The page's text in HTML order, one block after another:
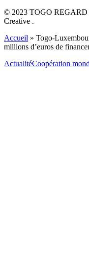
© 2023 TOGO REGARD
Creative .
Accueil » Togo-
millions d’euros de
ActualitéCoopération